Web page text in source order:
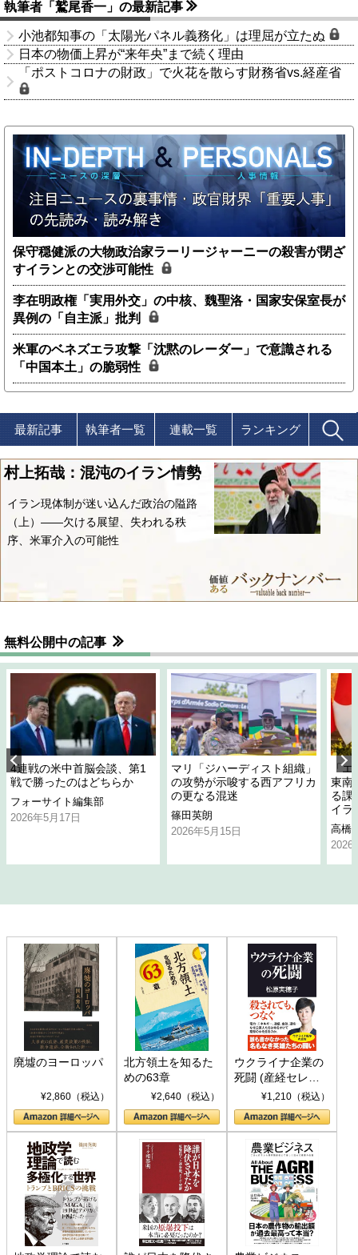
執筆者「鷲尾香一」の最新記事
小池都知事の「太陽光パネル義務化」は理屈が立たぬ
日本の物価上昇が“来年央”まで続く理由
「ポストコロナの財政」で火花を散らす財務省vs.経産省
保守穏健派の大物政治家ラーリージャーニーの殺害が閉ざ
すイランとの交渉可能性
李在明政権「実用外交」の中核、魏聖洛・国家安保室長が
異例の「自主派」批判
米軍のベネズエラ攻撃「沈黙のレーダー」で意識される
「中国本土」の脆弱性
最新記事 執筆者一覧 連載一覧 ランキング
村上拓哉：混沌のイラン情勢
イラン現体制が迷い込んだ政治の隘路
（上）――欠ける展望、失われる秩
序、米軍介入の可能性
無料公開中の記事
4連戦の米中首脳会談、第1
戦で勝ったのはどちらか
フォーサイト編集部
2026年5月17日
マリ「ジハーディスト組織」
の攻勢が示唆する西アフリカ
の更なる混迷
篠田英朗
2026年5月15日
「
東南
る課
イラ
高橋
2026
廃墟のヨーロッパ
¥2,860（税込）
北方領土を知るた
めの63章
¥2,640（税込）
ウクライナ企業の
死闘 (産経セレク
ト S 039)¥1,210（税込）